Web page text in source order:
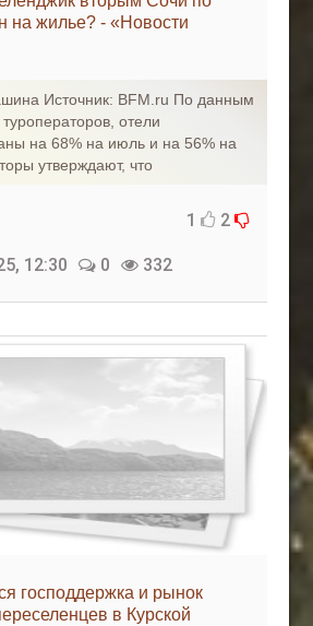
на жилье? - «Новости
Источник: BFM.ru По данным
отели
на 68% на июль и на 56% на
утверждают, что
1 2
12:30 0 332
господдержка и рынок
в Курской